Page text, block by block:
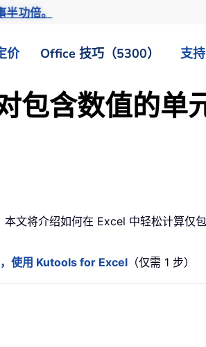
半功倍。
价 Office 技巧（5300） 支持
包含数值的单
文将介绍如何在 Excel 中轻松计算仅
，使用 Kutools for Excel （仅需 1 步）